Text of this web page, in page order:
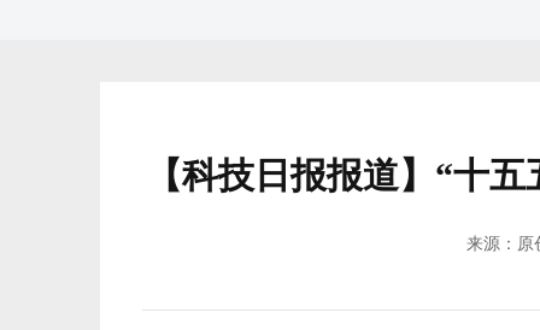
【科技日报报道】“十
来源：